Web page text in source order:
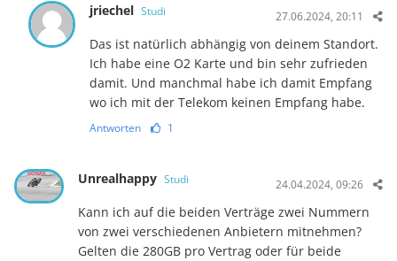
jriechel Studi 27.06.2024, 20:11
Das ist natürlich abhängig von deinem Standort.
Ich habe eine O2 Karte und bin sehr zufrieden
damit. Und manchmal habe ich damit Empfang
wo ich mit der Telekom keinen Empfang habe.
Antworten 1
Unrealhappy Studi 24.04.2024, 09:26
Kann ich auf die beiden Verträge zwei Nummern
von zwei verschiedenen Anbietern mitnehmen?
Gelten die 280GB pro Vertrag oder für beide